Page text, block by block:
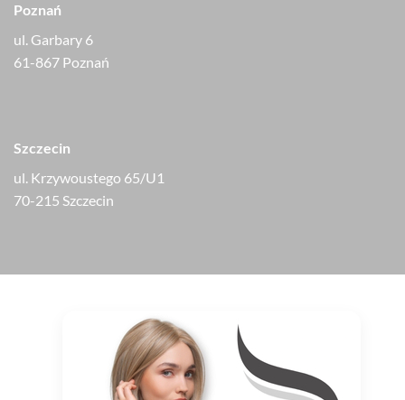
Poznań
ul. Garbary 6
61-867 Poznań
Szczecin
ul. Krzywoustego 65/U1
70-215 Szczecin